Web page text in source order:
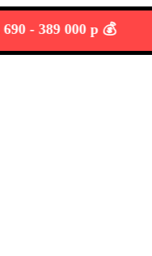
389 000 р 💰 ⭐️ 🔗